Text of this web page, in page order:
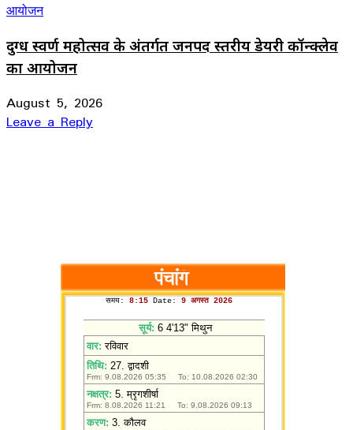
दुग्ध स्वर्ण महोत्सव के अंतर्गत जनपद स्तरीय डेयरी कॉन्क्लेव
का आयोजन
August 5, 2026
Leave a Reply